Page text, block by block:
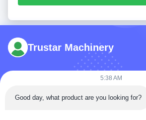
Telp: 86-180-5882-0351
Trustar Machinery
5:38 AM
Good day, what product are you looking for?